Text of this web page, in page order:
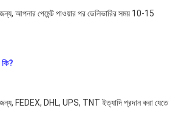
জন্য, আপনার পেমেন্ট পাওয়ার পর ডেলিভারির সময় 10-15
কি?
জন্য, FEDEX, DHL, UPS, TNT ইত্যাদি প্রদান করা যেতে